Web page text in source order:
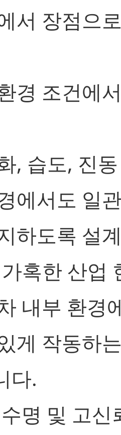
서 장점으
경 조건에
, 습도, 진
에서도 일
하도록 설
혹한 산업
내부 환경
게 작동하
다.
명 및 고신